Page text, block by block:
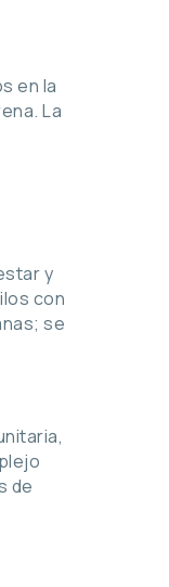
en la
La
y
con
se
de